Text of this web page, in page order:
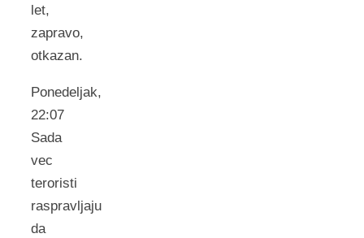
let,
zapravo,
otkazan.
Ponedeljak,
22:07
Sada
vec
teroristi
raspravljaju
da